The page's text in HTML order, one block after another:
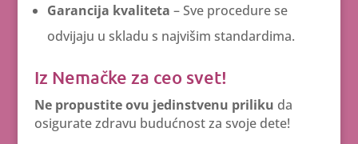
Garancija kvaliteta – Sve procedure se
odvijaju u skladu s najvišim standardima.
Iz Nemačke za ceo svet!
Ne propustite ovu jedinstvenu priliku da
osigurate zdravu budućnost za svoje dete!